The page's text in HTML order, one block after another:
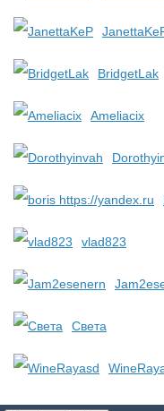
BridgetLak
Ameliacix
vlad823
Света